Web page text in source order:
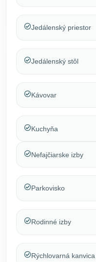
Jedálenský priestor
Jedálenský stôl
Kávovar
Kuchyňa
Nefajčiarske izby
Parkovisko
Rodinné izby
Rýchlovarná kanvica